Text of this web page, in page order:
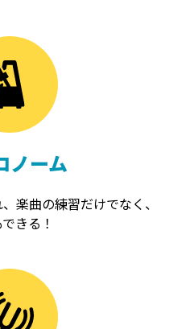
ノーム
楽曲の練習だけでなく、
きる！